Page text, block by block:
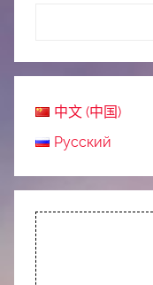
中文 (中国)
Русский